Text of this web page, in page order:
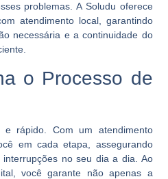
problemas. A Soludu oferece
atendimento local, garantindo
necessária e a continuidade do
o Processo de
e rápido. Com um atendimento
em cada etapa, assegurando
no seu dia a dia. Ao
você garante não apenas a